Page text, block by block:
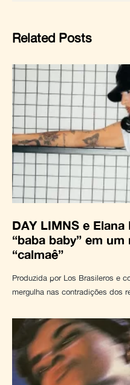
Related Posts
DAY LIMNS e
“baba baby” em
“calmaê”
Produzida por Los Brasileros e
mergulha nas contradições dos